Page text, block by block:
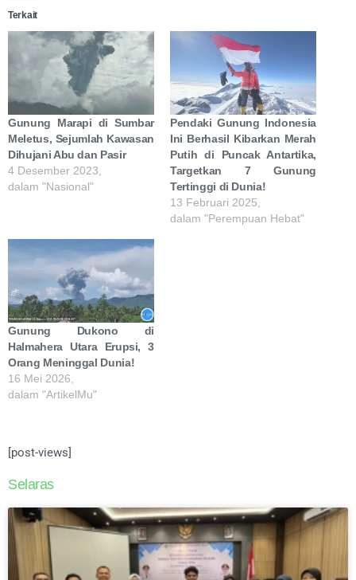
Terkait
Gunung Marapi di Sumbar
Meletus, Sejumlah Kawasan
Dihujani Abu dan Pasir
4 Desember 2023,
dalam "Nasional"
Pendaki Gunung Indonesia
Ini Berhasil Kibarkan Merah
Putih di Puncak Antartika,
Targetkan 7 Gunung
Tertinggi di Dunia!
13 Februari 2025,
dalam "Perempuan Hebat"
Gunung Dukono di
Halmahera Utara Erupsi, 3
Orang Meninggal Dunia!
16 Mei 2026,
dalam "ArtikelMu"
[post-views]
Selaras